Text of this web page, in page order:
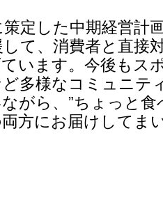
定した中期経営計
て、消費者と直接
います。今後もス
多様なコミュニテ
がら、”ちょっと
方にお届けしてま